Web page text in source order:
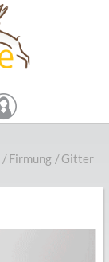
/Firmung /Gitter